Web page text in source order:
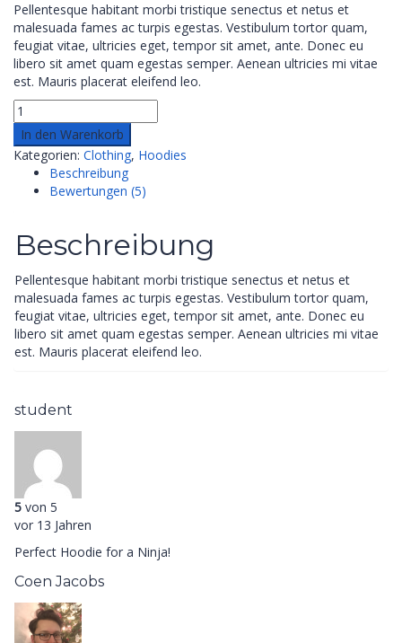
Pellentesque habitant morbi tristique senectus et netus et
malesuada fames ac turpis egestas. Vestibulum tortor quam,
feugiat vitae, ultricies eget, tempor sit amet, ante. Donec eu
libero sit amet quam egestas semper. Aenean ultricies mi vitae
est. Mauris placerat eleifend leo.
In den Warenkorb
Kategorien: Clothing, Hoodies
Beschreibung
Bewertungen (5)
Beschreibung
Pellentesque habitant morbi tristique senectus et netus et
malesuada fames ac turpis egestas. Vestibulum tortor quam,
feugiat vitae, ultricies eget, tempor sit amet, ante. Donec eu
libero sit amet quam egestas semper. Aenean ultricies mi vitae
est. Mauris placerat eleifend leo.
student
5 von 5
vor 13 Jahren
Perfect Hoodie for a Ninja!
Coen Jacobs